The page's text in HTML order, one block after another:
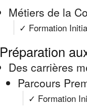
Métiers de la
✓ Formation
Préparation
Des carrières
Parcours
✓ Formation